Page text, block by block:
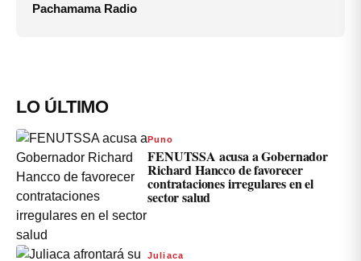
Pachamama Radio
LO ÚLTIMO
Puno
FENUTSSA acusa a Gobernador
Richard Hancco de favorecer
contrataciones irregulares en el
sector salud
Juliaca